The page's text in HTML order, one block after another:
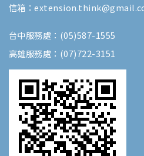
信箱：
台中服務處：(05)587-1555
高雄服務處：(07)722-3151